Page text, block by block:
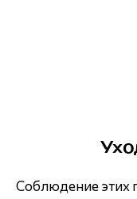
Соблюдение этих